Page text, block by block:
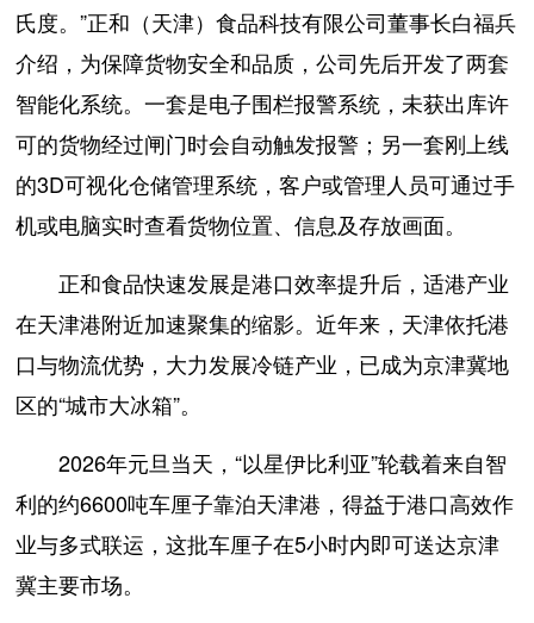
氏度。”正和（天津）食品科技有限公司董事长白福兵
介绍，为保障货物安全和品质，公司先后开发了两套
智能化系统。一套是电子围栏报警系统，未获出库许
可的货物经过闸门时会自动触发报警；另一套刚上线
的3D可视化仓储管理系统，客户或管理人员可通过手
机或电脑实时查看货物位置、信息及存放画面。
正和食品快速发展是港口效率提升后，适港产业
在天津港附近加速聚集的缩影。近年来，天津依托港
口与物流优势，大力发展冷链产业，已成为京津冀地
区的“城市大冰箱”。
2026年元旦当天，“以星伊比利亚”轮载着来自智
利的约6600吨车厘子靠泊天津港，得益于港口高效作
业与多式联运，这批车厘子在5小时内即可送达京津
冀主要市场。